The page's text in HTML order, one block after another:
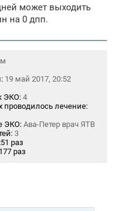
может выходить
на 0 дпп.
19 май 2017, 20:52
ЭКО: 4
проводилось лечение:
ЭКО: Ава-Петер врач ЯТВ
3
раз
177 раз